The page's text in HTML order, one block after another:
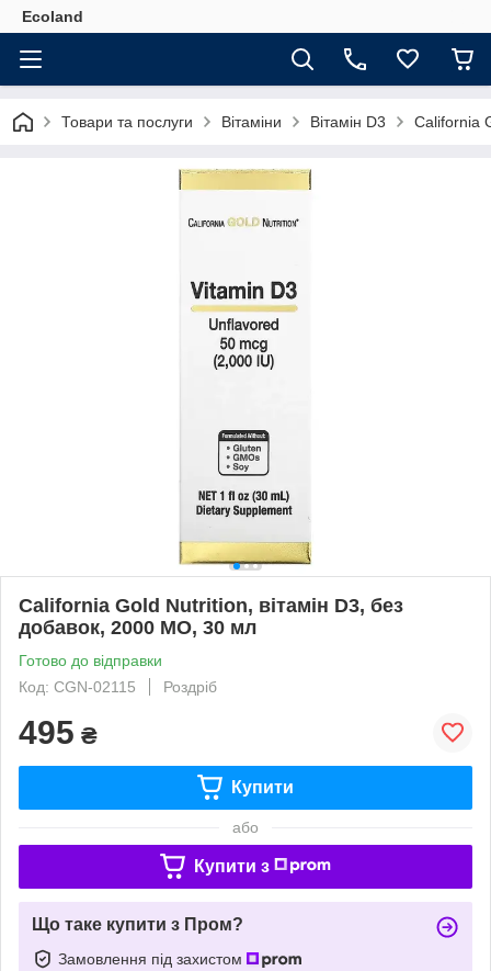
Ecoland
Товари та послуги Вітаміни Вітамін D3 California
California Gold Nutrition, вітамін D3, без
добавок, 2000 МО, 30 мл
Готово до відправки
Код: CGN-02115
Роздріб
495 ₴
Купити
або
Купити з
Що таке купити з Пром?
Замовлення під захистом